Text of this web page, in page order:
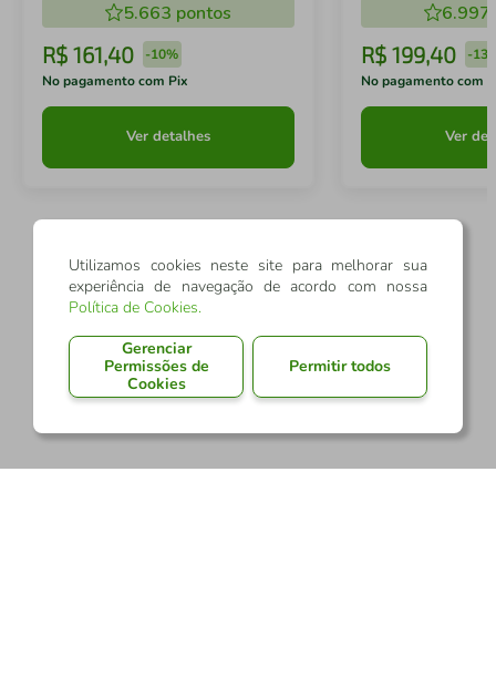
5.663 pontos
R$ 161,40 -10%
No pagamento com Pix
Ver detalhes
6.997
R$ 199,40 -
No pagamento com
Ver
Utilizamos cookies neste site para melhorar sua
experiência de navegação de acordo com nossa
Política de Cookies.
Gerenciar
Permissões de
Cookies
Permitir todos